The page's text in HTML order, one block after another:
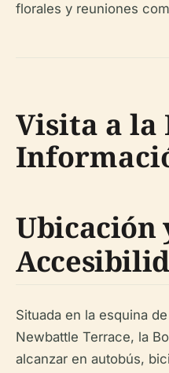
florales y reuniones
Visita a la
Ubicación
Situada en la esquina
Newbattle Terrace, la
alcanzar en autobús,